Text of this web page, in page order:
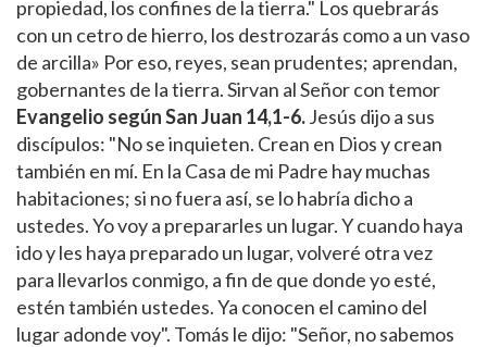
propiedad, los confines de la tierra." Los quebrarás
con un cetro de hierro, los destrozarás como a un vaso
de arcilla» Por eso, reyes, sean prudentes; aprendan,
gobernantes de la tierra. Sirvan al Señor con temor
Evangelio según San Juan 14,1-6.Jesús dijo a sus
discípulos: "No se inquieten. Crean en Dios y crean
también en mí. En la Casa de mi Padre hay muchas
habitaciones; si no fuera así, se lo habría dicho a
ustedes. Yo voy a prepararles un lugar. Y cuando haya
ido y les haya preparado un lugar, volveré otra vez
para llevarlos conmigo, a fin de que donde yo esté,
estén también ustedes. Ya conocen el camino del
lugar adonde voy". Tomás le dijo: "Señor, no sabemos